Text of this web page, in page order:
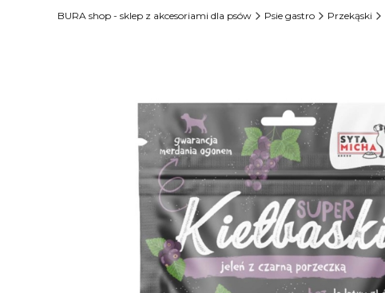
BURA shop - sklep z akcesoriami dla psów Psie gastro Przekąski